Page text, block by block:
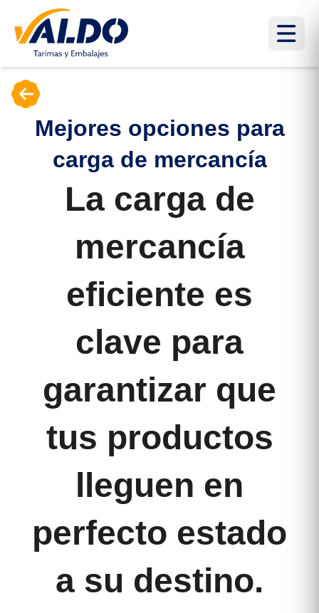
Mejores opciones para
carga de mercancía
La carga de
mercancía
eficiente es
clave para
garantizar que
tus productos
lleguen en
perfecto estado
a su destino.